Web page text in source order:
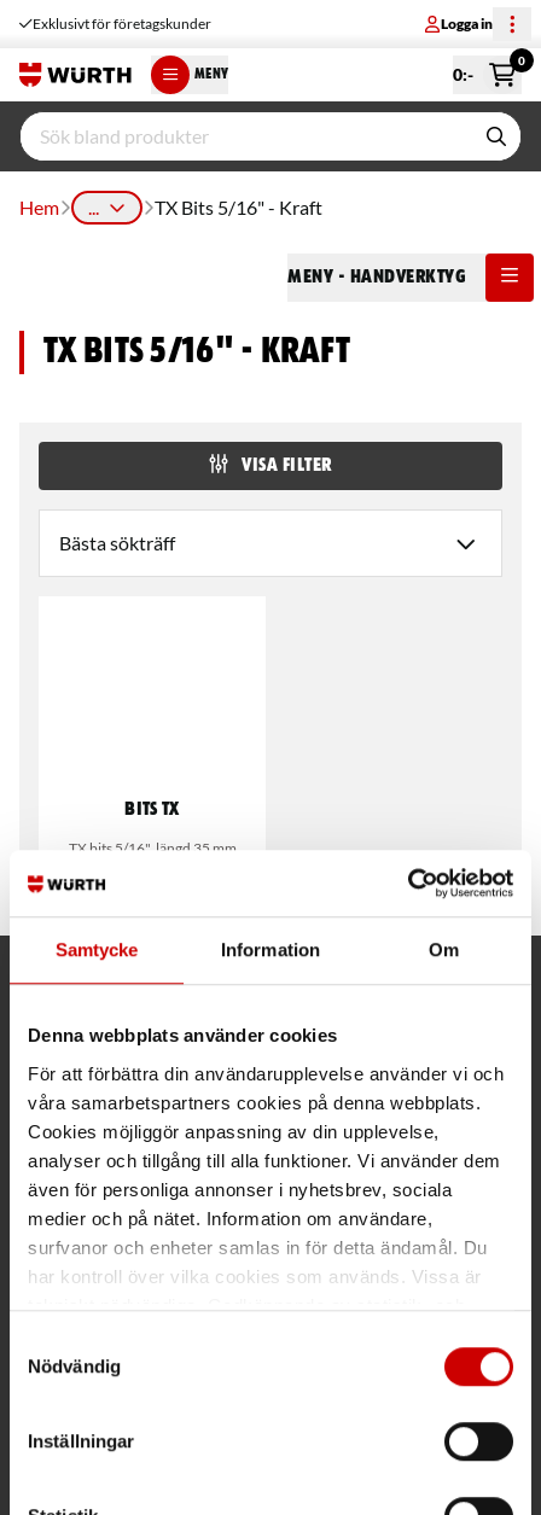
Samtycke Information Om
Denna webbplats använder cookies
För att förbättra din användarupplevelse använder vi och
våra samarbetspartners cookies på denna webbplats.
Cookies möjliggör anpassning av din upplevelse,
analyser och tillgång till alla funktioner. Vi använder dem
även för personliga annonser i nyhetsbrev, sociala
medier och på nätet. Information om användare,
surfvanor och enheter samlas in för detta ändamål. Du
har kontroll över vilka cookies som används. Vissa är
tekniskt nödvändiga. Godkännande av statistik- och
länder utanför EU med olika dataskyddsnormer. Genom
att godkänna samtycker du till sådana överföringar. Läs
Nödvändig
Inställningar
Exklusivt för företagskunder Logga in
MENY 0:-
0
Hem ... TX Bits 5/16" - Kraft
Meny - Handverktyg
TX Bits 5/16" - Kraft
VISA FILTER
Bits TX
TX bits 5/16", längd 35 mm
Maila kundsupport@wuerth.se
Växel
Ring växeln 019 - 35 10 00
Maila info@wuerth.se